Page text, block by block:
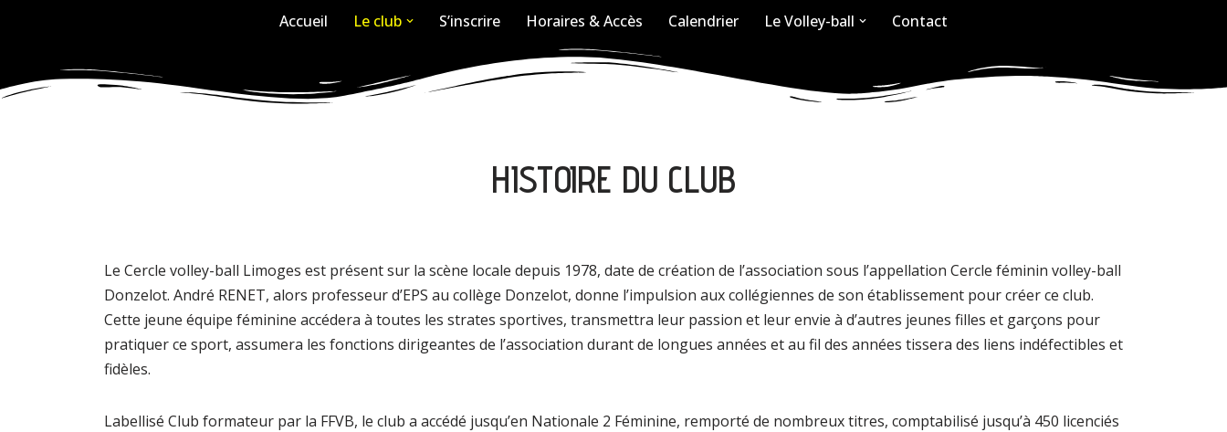
contenu
Accueil Le club S’inscrire Horaires & Accès Calendrier Le Volley-ball Contact
HISTOIRE DU CLUB
Le Cercle volley-ball Limoges est présent sur la scène locale depuis 1978, date de création de l’association sous l’appellation Cercle féminin volley-ball
Donzelot. André RENET, alors professeur d’EPS au collège Donzelot, donne l’impulsion aux collégiennes de son établissement pour créer ce club.
Cette jeune équipe féminine accédera à toutes les strates sportives, transmettra leur passion et leur envie à d’autres jeunes filles et garçons pour
pratiquer ce sport, assumera les fonctions dirigeantes de l’association durant de longues années et au fil des années tissera des liens indéfectibles et
fidèles.
Labellisé Club formateur par la FFVB, le club a accédé jusqu’en Nationale 2 Féminine, remporté de nombreux titres, comptabilisé jusqu’à 450 licenciés